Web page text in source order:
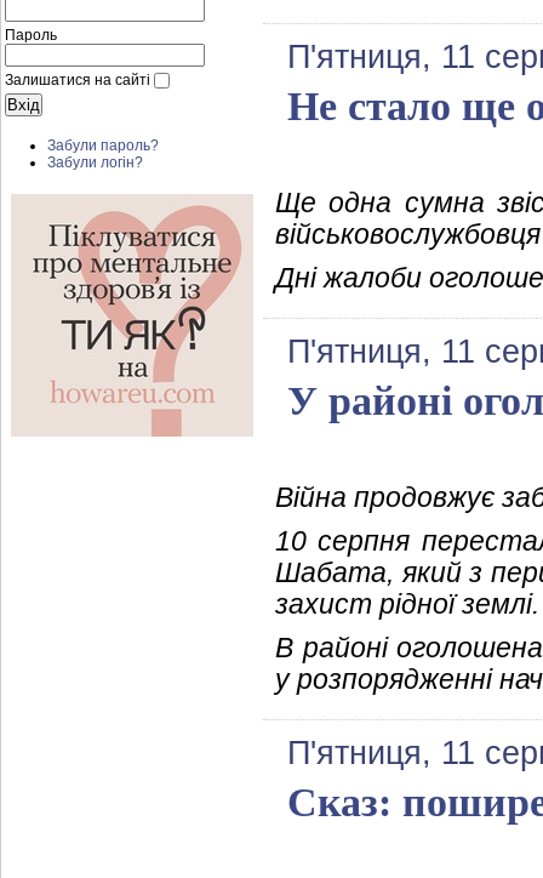
Пароль
Залишатися на сайті
Забули пароль?
Забули логін?
П'ятниця, 11
Не стало ще
Ще одна сумна
Дні жалоби
П'ятниця, 11
У районі
Війна продовжує
10 серпня
Шабата, який з
захист рідної землі.
В районі
у розпорядженні
П'ятниця, 11
Сказ: